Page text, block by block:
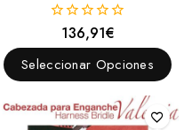
fuera
de
5
136,91€
Seleccionar Opciones